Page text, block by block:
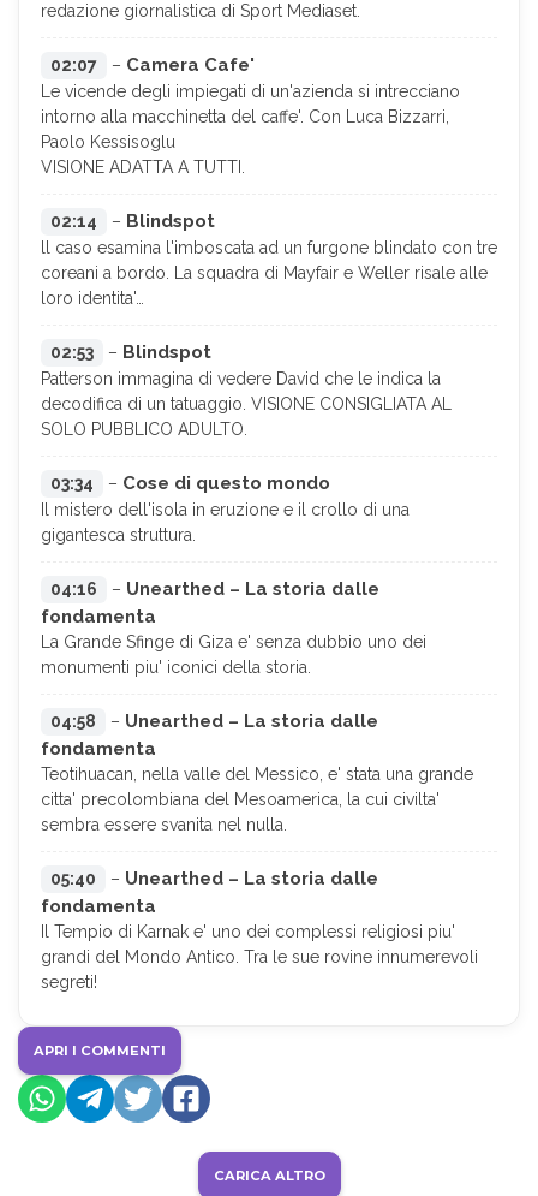
redazione giornalistica di Sport Mediaset.
02:07 – Camera Cafe'
Le vicende degli impiegati di un'azienda si intrecciano
intorno alla macchinetta del caffe'. Con Luca Bizzarri,
Paolo Kessisoglu
VISIONE ADATTA A TUTTI.
02:14 – Blindspot
ll caso esamina l'imboscata ad un furgone blindato con tre
coreani a bordo. La squadra di Mayfair e Weller risale alle
loro identita'…
02:53 – Blindspot
Patterson immagina di vedere David che le indica la
decodifica di un tatuaggio. VISIONE CONSIGLIATA AL
SOLO PUBBLICO ADULTO.
03:34 – Cose di questo mondo
Il mistero dell'isola in eruzione e il crollo di una
gigantesca struttura.
04:16 – Unearthed – La storia dalle
fondamenta
La Grande Sfinge di Giza e' senza dubbio uno dei
monumenti piu' iconici della storia.
04:58 – Unearthed – La storia dalle
fondamenta
Teotihuacan, nella valle del Messico, e' stata una grande
citta' precolombiana del Mesoamerica, la cui civilta'
sembra essere svanita nel nulla.
05:40 – Unearthed – La storia dalle
fondamenta
Il Tempio di Karnak e' uno dei complessi religiosi piu'
grandi del Mondo Antico. Tra le sue rovine innumerevoli
segreti!
APRI I COMMENTI
CARICA ALTRO